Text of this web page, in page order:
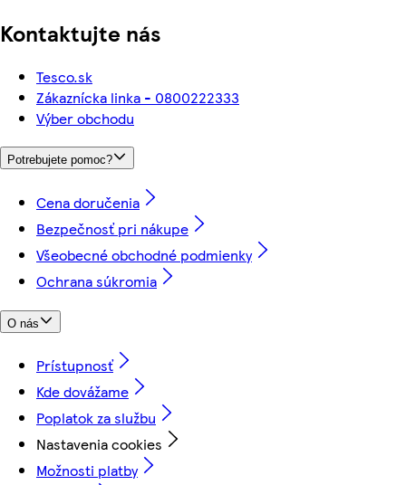
Kontaktujte nás
Tesco.sk
Zákaznícka linka - 0800222333
Výber obchodu
Potrebujete pomoc?
Cena doručenia
Bezpečnosť pri nákupe
Všeobecné obchodné podmienky
Ochrana súkromia
O nás
Prístupnosť
Kde dovážame
Poplatok za službu
Nastavenia cookies
Možnosti platby